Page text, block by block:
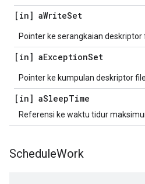
[in] aWriteSet
Pointer ke serangkaian deskriptor
[in] aExceptionSet
Pointer ke kumpulan deskriptor
[in] aSleepTime
Referensi ke waktu tidur
ScheduleWork